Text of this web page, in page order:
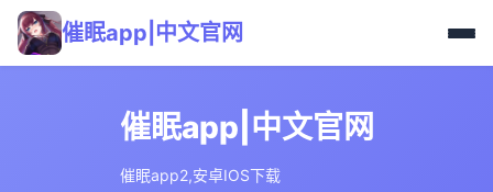
催眠app|中文官网
催眠app|中文官网
催眠app2,安卓IOS下载